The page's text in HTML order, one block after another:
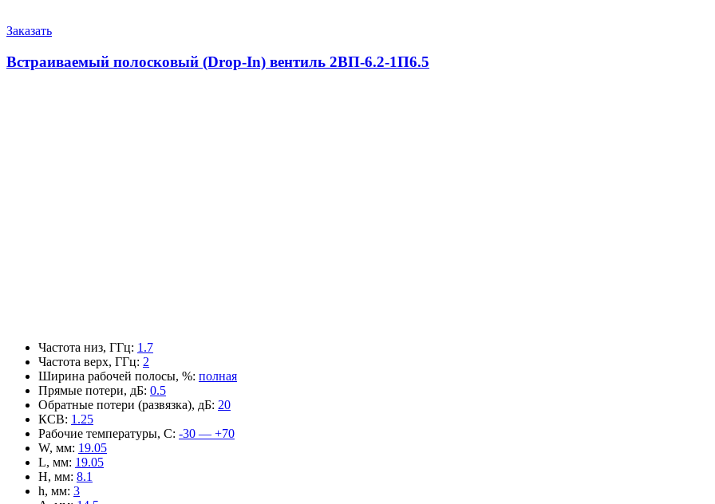
Заказать
Встраиваемый полосковый (Drop-In) вентиль 2ВП-6.2-1П6.5
Частота низ, ГГц: 1.7
Частота верх, ГГц: 2
Ширина рабочей полосы, %: полная
Прямые потери, дБ: 0.5
Обратные потери (развязка), дБ: 20
КСВ: 1.25
Рабочие температуры, С: -30 — +70
W, мм: 19.05
L, мм: 19.05
H, мм: 8.1
h, мм: 3